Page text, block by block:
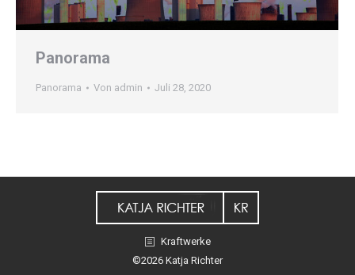
Panorama
Panorama Von admin Juli 28, 2020
Kraftwerke
©2026 Katja Richter